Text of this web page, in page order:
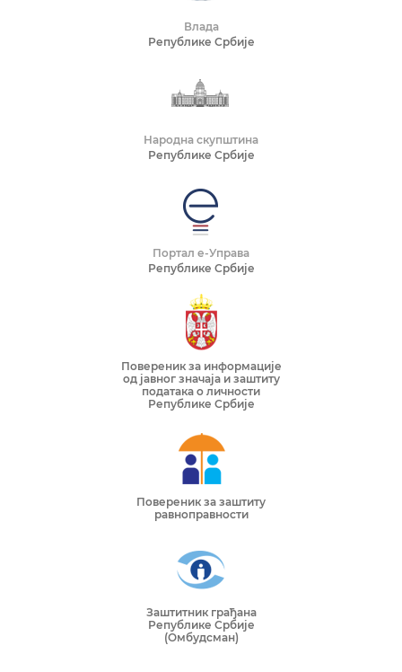
Влада
Републике Србије
Народна скупштина
Републике Србије
Портал е-Управа
Републике Србије
Повереник за информације
од јавног значаја и заштиту
података о личности
Републике Србије
Повереник за заштиту
равноправности
Заштитник грађана
Републике Србије
(Омбудсман)